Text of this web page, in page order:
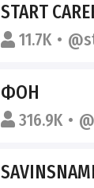
START
11.7K
ФОН
316.9K